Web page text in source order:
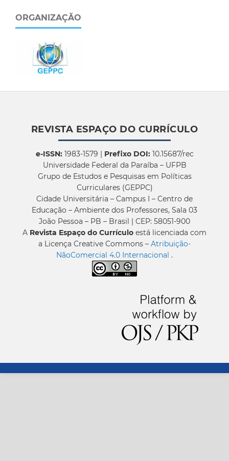
ORGANIZAÇÃO
REVISTA ESPAÇO DO CURRÍCULO
e-ISSN:1983-1579 | Prefixo DOI:10.15687/rec
Universidade Federal da Paraíba – UFPB
Grupo de Estudos e Pesquisas em Políticas
Curriculares (GEPPC)
Cidade Universitária – Campus I – Centro de
Educação – Ambiente dos Professores, Sala 03
João Pessoa – PB – Brasil | CEP: 58051-900
A Revista Espaço do Currículo está licenciada com
a Licença Creative Commons – Atribuição-
NãoComercial 4.0 Internacional .